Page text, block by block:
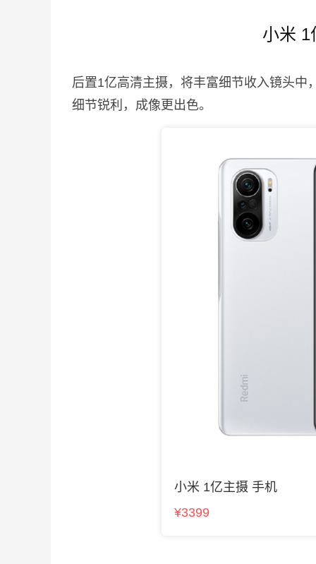
小米 1
后置1亿高清主摄，将丰富细节收入镜头中
细节锐利，成像更出色。
小米 1亿主摄 手机
¥3399